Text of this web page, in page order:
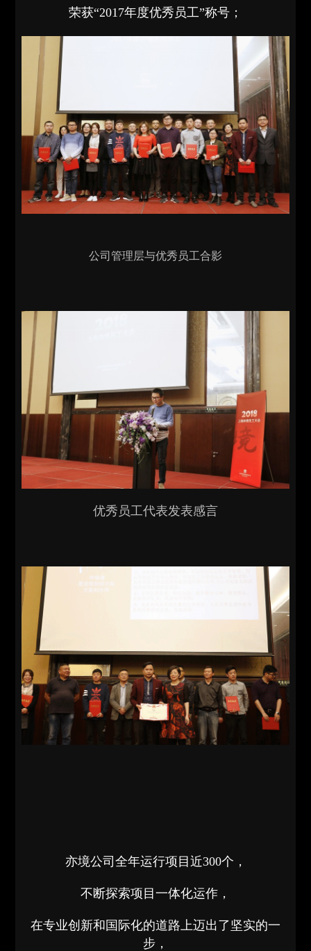
荣获“2017年度优秀员工”称号；
公司管理层与优秀员工合影
优秀员工代表发表感言
亦境公司全年运行项目近300个，
不断探索项目一体化运作，
在专业创新和国际化的道路上迈出了坚实的一
步，